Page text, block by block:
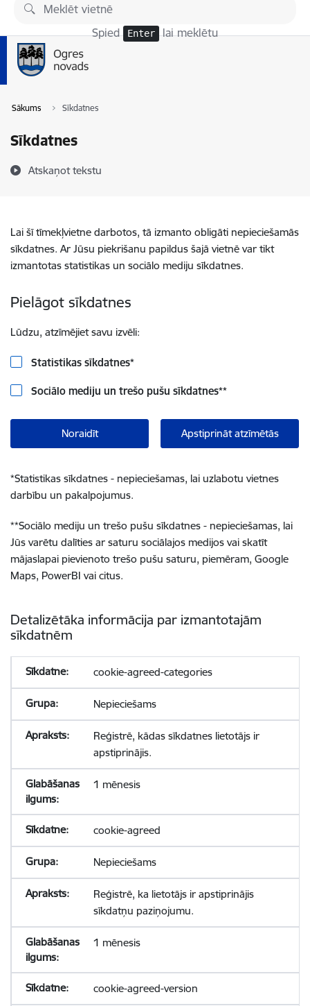
Pāriet uz lapas saturu
Spied Enter lai meklētu
Sākums Sīkdatnes
Sīkdatnes
Atskaņot tekstu
Lai šī tīmekļvietne darbotos, tā izmanto obligāti nepieciešamās
sīkdatnes. Ar Jūsu piekrišanu papildus šajā vietnē var tikt
izmantotas statistikas un sociālo mediju sīkdatnes.
Pielāgot sīkdatnes
Lūdzu, atzīmējiet savu izvēli:
Statistikas sīkdatnes*
Sociālo mediju un trešo pušu sīkdatnes**
Noraidīt Apstiprināt atzīmētās
*Statistikas sīkdatnes - nepieciešamas, lai uzlabotu vietnes
darbību un pakalpojumus.
**Sociālo mediju un trešo pušu sīkdatnes - nepieciešamas, lai
Jūs varētu dalīties ar saturu sociālajos medijos vai skatīt
mājaslapai pievienoto trešo pušu saturu, piemēram, Google
Maps, PowerBI vai citus.
Detalizētāka informācija par izmantotajām
sīkdatnēm
cookie-agreed-categories
Nepieciešams
Reģistrē, kādas sīkdatnes lietotājs ir
apstiprinājis.
1 mēnesis
cookie-agreed
Nepieciešams
Reģistrē, ka lietotājs ir apstiprinājis
sīkdatņu paziņojumu.
1 mēnesis
cookie-agreed-version